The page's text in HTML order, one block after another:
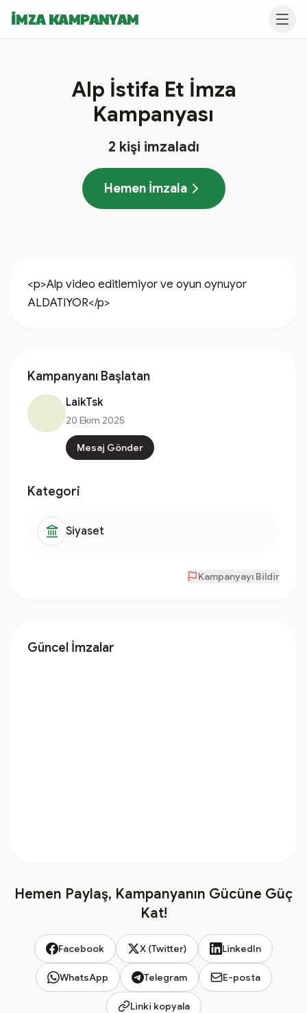
İMZA KAMPANYAM
Alp İstifa Et İmza
Kampanyası
2 kişi imzaladı
Hemen İmzala
<p>Alp video editlemiyor ve oyun oynuyor
ALDATIYOR</p>
Kampanyanı Başlatan
LaikTsk
20 Ekim 2025
Mesaj Gönder
Kategori
Siyaset
Kampanyayı Bildir
Güncel İmzalar
Hemen Paylaş, Kampanyanın Gücüne Güç
Kat!
Facebook X (Twitter) LinkedIn
WhatsApp Telegram E-posta
Linki kopyala